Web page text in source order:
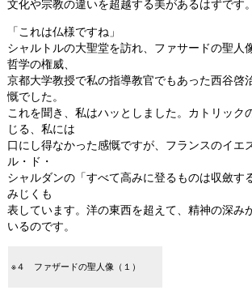
文化や宗教の違いを超越する美があるはずです。
「これは仏様ですね」
シャルトルの大聖堂を訪れ、ファサードの聖人
哲学の権威、
京都大学教授で私の指導教官でもあった西谷啓
慨でした。
これを聞き、私はハッとしました。カトリック
じる、私には
口にし得なかった感慨ですが、フランスのイエ
ル・ド・
シャルダンの「すべて高みに登るものは収斂す
みじくも
表しています。洋の東西を超えて、精神の深み
いるのです。
※４ ファザードの聖人像（１）